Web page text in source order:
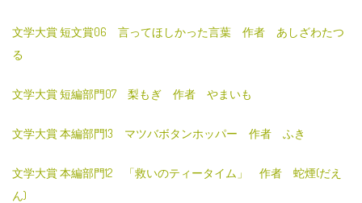
文学大賞 短文賞06 言ってほしかった言葉 作者 あしざわたつ
る
文学大賞 短編部門07 梨もぎ 作者 やまいも
文学大賞 本編部門13 マツバボタンホッパー 作者 ふき
文学大賞 本編部門12 「救いのティータイム」 作者 蛇煙(だえ
ん)